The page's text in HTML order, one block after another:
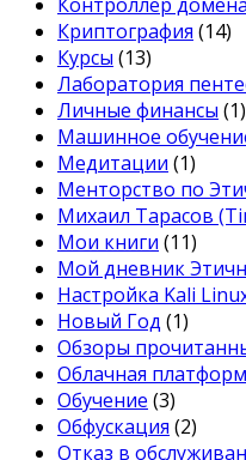
Криптография (14)
Курсы (13)
Лаборатория
Личные финансы (1)
Машинное
Медитации (1)
Менторство по
Михаил Тарасов
Мои книги (11)
Мой дневник
Настройка Kali
Новый Год (1)
Обзоры
Облачная
Обучение (3)
Обфускация (2)
Отказ в